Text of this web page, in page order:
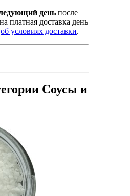
день после
платная доставка день
об условиях доставки.
Соусы и